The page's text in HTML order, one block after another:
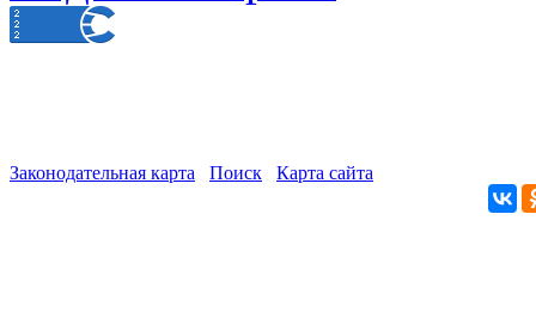
Законодательная карта Поиск Карта сайта